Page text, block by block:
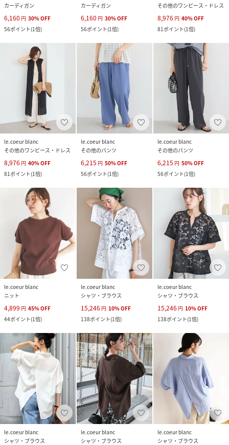
カーディガン
6,160 円 30%OFF
56ポイント(1倍)
カーディガン
6,160 円 30%OFF
56ポイント(1倍)
その他のワンピース・ドレス
8,976 円 40%OFF
81ポイント(1倍)
le.coeur blanc
その他のワンピース・ドレス
8,976 円 40%OFF
81ポイント(1倍)
le.coeur blanc
その他のパンツ
6,215 円 50%OFF
56ポイント(1倍)
le.coeur blanc
その他のパンツ
6,215 円 50%OFF
56ポイント(1倍)
le.coeur blanc
ニット
4,899 円 45%OFF
44ポイント(1倍)
le.coeur blanc
シャツ・ブラウス
15,246 円 10%OFF
138ポイント(1倍)
le.coeur blanc
シャツ・ブラウス
15,246 円 10%OFF
138ポイント(1倍)
le.coeur blanc
シャツ・ブラウス
le.coeur blanc
シャツ・ブラウス
le.coeur blanc
シャツ・ブラウス